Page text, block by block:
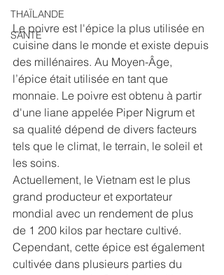
THAÏLANDE
SANTE
Le poivre est l'épice la plus utilisée en
cuisine dans le monde et existe depuis
des millénaires. Au Moyen-Âge,
l’épice était utilisée en tant que
monnaie. Le poivre est obtenu à partir
d'une liane appelée Piper Nigrum et
sa qualité dépend de divers facteurs
tels que le climat, le terrain, le soleil et
les soins.
Actuellement, le Vietnam est le plus
grand producteur et exportateur
mondial avec un rendement de plus
de 1 200 kilos par hectare cultivé.
Cependant, cette épice est également
cultivée dans plusieurs parties du